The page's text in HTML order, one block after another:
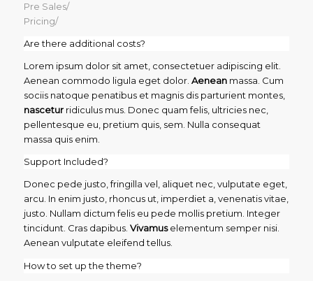
Pre Sales/
Pricing/
Are there additional costs?
Lorem ipsum dolor sit amet, consectetuer adipiscing elit.
Aenean commodo ligula eget dolor. Aeneanmassa. Cum
sociis natoque penatibus et magnis dis parturient montes,
nasceturridiculus mus. Donec quam felis, ultricies nec,
pellentesque eu, pretium quis, sem. Nulla consequat
massa quis enim.
Support Included?
Donec pede justo, fringilla vel, aliquet nec, vulputate eget,
arcu. In enim justo, rhoncus ut, imperdiet a, venenatis vitae,
justo. Nullam dictum felis eu pede mollis pretium. Integer
tincidunt. Cras dapibus. Vivamuselementum semper nisi.
Aenean vulputate eleifend tellus.
How to set up the theme?